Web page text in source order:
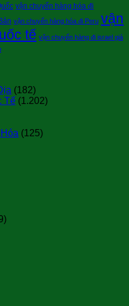
vận chuyển hàng hóa đi
vận chuyển hàng hóa đi Peru vận
tế vận chuyển hàng đi israel giá
(182)
Tế (1.202)
(125)